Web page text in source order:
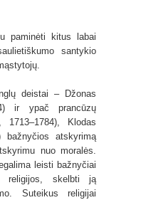
paminėti kitus labai
santykio
deistai – Džonas
ir ypač prancūzų
Klodas
bažnyčios atskyrimą
nuo moralės.
leisti bažnyčiai
religijos, skelbti ją
Suteikus religijai